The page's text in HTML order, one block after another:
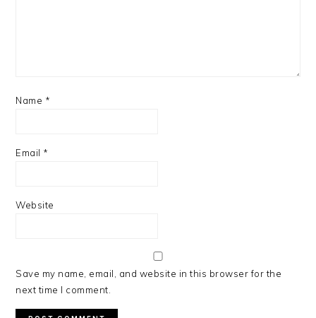
Name *
Email *
Website
Save my name, email, and website in this browser for the
next time I comment.